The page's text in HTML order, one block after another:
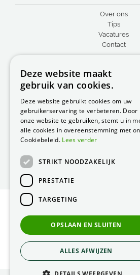
Over ons
Tips
Vacatures
Contact
CONTACT
Peacock Garden
Industrieweg 22
5688 DP Oirschot
Nederland
T.0499 57 40 80
Privacy Statement
Green Solutions
Deze website maakt
gebruik van cookies.
Deze website gebruikt cookies om uw
gebruikerservaring te verbeteren. Door
onze website te gebruiken, stemt u in
alle cookies in overeenstemming met
Cookiebeleid. Lees verder
STRIKT NOODZAKELIJK
PRESTATIE
TARGETING
OPSLAAN EN SLUITEN
ALLES AFWIJZEN